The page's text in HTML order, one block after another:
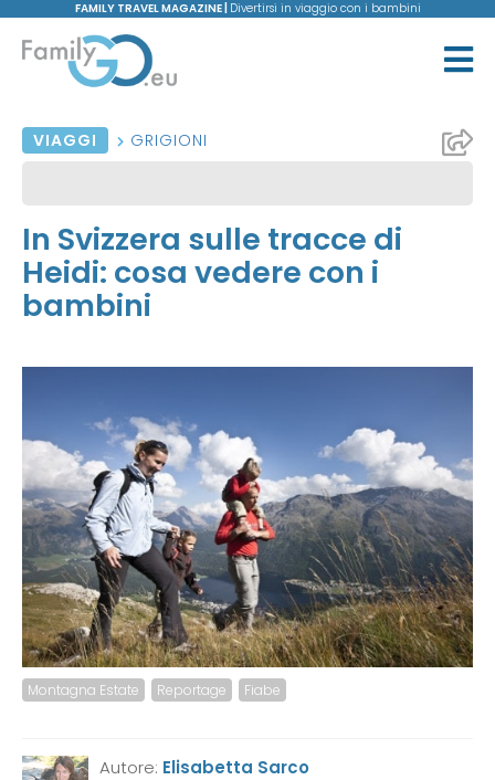
FAMILY TRAVEL MAGAZINE | Divertirsi in viaggio con i bambini
VIAGGI GRIGIONI
In Svizzera sulle tracce di
Heidi: cosa vedere con i
bambini
Montagna Estate Reportage Fiabe
Autore: Elisabetta Sarco